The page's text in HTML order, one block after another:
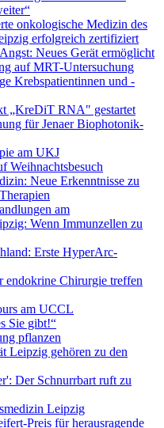
onkologische Medizin des
erfolgreich zertifiziert
Neues Gerät ermöglicht
auf MRT-Untersuchung
Krebspatientinnen und -
„KreDiT RNA" gestartet
für Jenaer Biophotonik-
am UKJ
Weihnachtsbesuch
Neue Erkenntnisse zu
am
Wenn Immunzellen zu
Erste HyperArc-
endokrine Chirurgie treffen
am UCCL
Sie gibt!“
pflanzen
Leipzig gehören zu den
Der Schnurrbart ruft zu
Leipzig
Preis für herausragende